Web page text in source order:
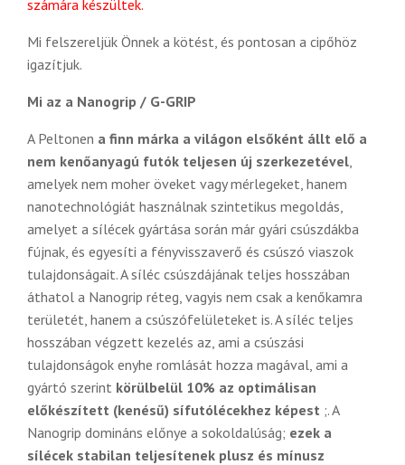
számára készültek.
Mi felszereljük Önnek a kötést, és pontosan a cipőhöz
igazítjuk.
Mi az a Nanogrip / G-GRIP
A Peltonen a finn márka a világon elsőként állt elő a
nem kenőanyagú futók teljesen új szerkezetével
amelyek nem moher öveket vagy mérlegeket, hanem
nanotechnológiát használnak szintetikus megoldás,
amelyet a sílécek gyártása során már gyári csúszdákba
fújnak, és egyesíti a fényvisszaverő és csúszó viaszok
tulajdonságait. A síléc csúszdájának teljes hosszában
áthatol a Nanogrip réteg, vagyis nem csak a kenőkamra
területét, hanem a csúszófelületeket is. A síléc teljes
hosszában végzett kezelés az, ami a csúszási
tulajdonságok enyhe romlását hozza magával, ami a
gyártó szerint körülbelül 10% az optimálisan
előkészített (kenésű) sífutólécekhez képest ;. A
Nanogrip domináns előnye a sokoldalúság; ezek a
sílécek stabilan teljesítenek plusz és mínusz